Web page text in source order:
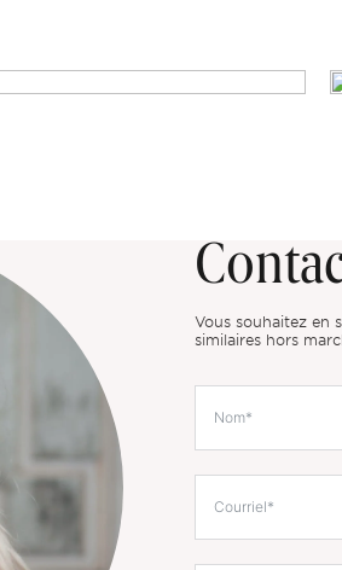
Vous souhaitez en
similaires hors